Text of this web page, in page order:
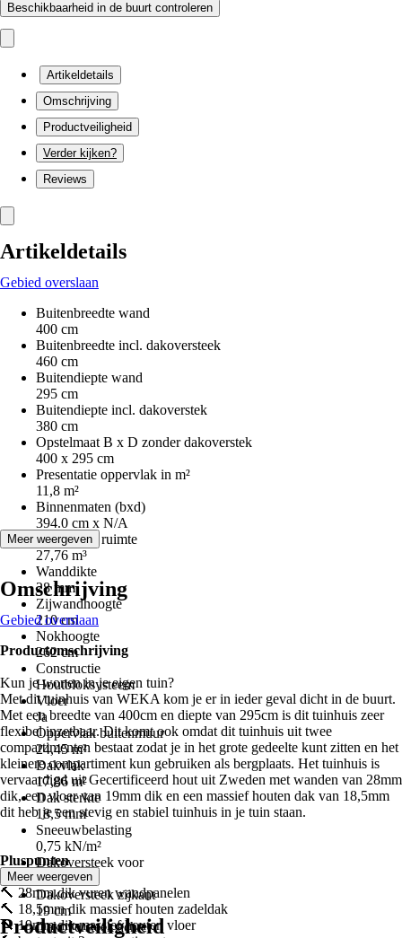
Beschikbaarheid in de buurt controleren
Artikeldetails
Omschrijving
Productveiligheid
Verder kijken?
Reviews
Artikeldetails
Gebied overslaan
Buitenbreedte wand
400 cm
Buitenbreedte incl. dakoversteek
460 cm
Buitendiepte wand
295 cm
Buitendiepte incl. dakoverstek
380 cm
Opstelmaat B x D zonder dakoverstek
400 x 295 cm
Presentatie oppervlak in m²
11,8 m²
Binnenmaten (bxd)
394.0 cm x N/A
Afgesloten ruimte
27,76 m³
Wanddikte
28 mm
Zijwandhoogte
210 cm
Nokhoogte
262 cm
Constructie
Houtbloksysteem
Vloer
Ja
Oppervlak buitenmuur
24,45 m²
Dakvlak
17,86 m²
Dak sterkte
18,5 mm
Sneeuwbelasting
0,75 kN/m²
Dakoversteek voor
70 cm
Dakoversteek zijkant
19 cm
Dakoversteek achter
Meer weergeven
Omschrijving
Gebied overslaan
Productomschrijving
Kun je wonen in je eigen tuin?
Met dit tuinhuis van WEKA kom je er in ieder geval dicht in de buurt.
Met een breedte van 400cm en diepte van 295cm is dit tuinhuis zeer
flexibel inzetbaar. Dit komt ook omdat dit tuinhuis uit twee
compartimenten bestaat zodat je in het grote gedeelte kunt zitten en het
kleinere compartiment kun gebruiken als bergplaats. Het tuinhuis is
vervaardigd uit Gecertificeerd hout uit Zweden met wanden van 28mm
dik, een vloer van 19mm dik en een massief houten dak van 18,5mm
dit heb je een stevig en stabiel tuinhuis in je tuin staan.
Pluspunten
🔨 28mm dik vuren wandpanelen
🔨 18,5mm dik massief houten zadeldak
🔨 19mm dik massief houten vloer
Meer weergeven
Productveiligheid